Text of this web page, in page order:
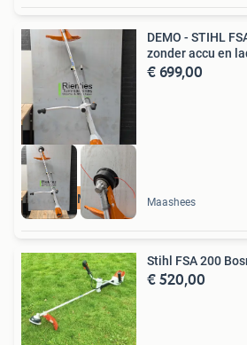
DEMO
DEMO - STIHL
zonder accu en
€ 699,00
Maashees
Stihl FSA 200
€ 520,00